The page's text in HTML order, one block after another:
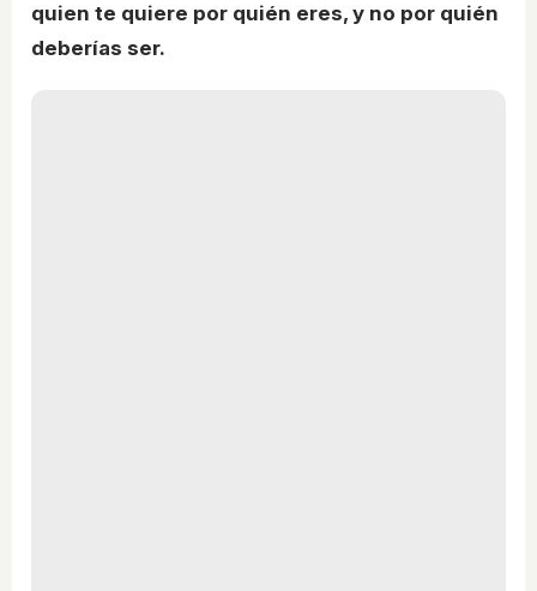
quien te quiere por quién eres, y no por quién
deberías ser.